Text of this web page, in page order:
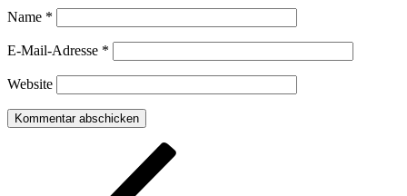
Name *
E-Mail-Adresse *
Website
Beitragsnavigation